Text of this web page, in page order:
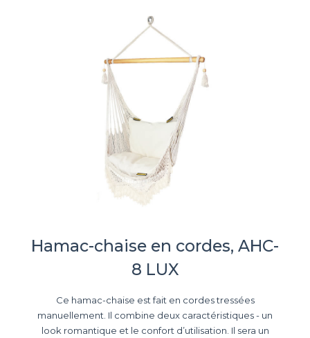
Hamac-chaise en cordes, AHC-
8 LUX
Ce hamac-chaise est fait en cordes tressées
manuellement. Il combine deux caractéristiques - un
look romantique et le confort d’utilisation. Il sera un